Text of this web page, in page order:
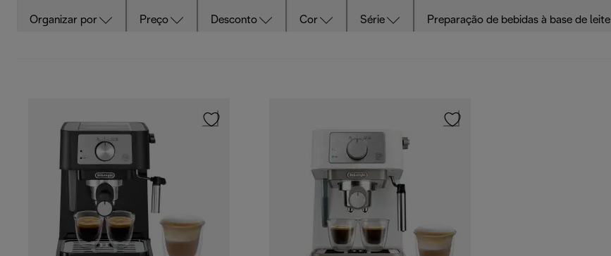
Organizar por Preço Desconto Cor Série Preparação de bebidas à base de leite